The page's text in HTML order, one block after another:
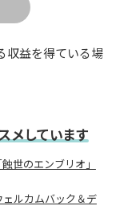
収益を得ている場
メしています
世のエンブリオ」
ェルカムバック＆デ